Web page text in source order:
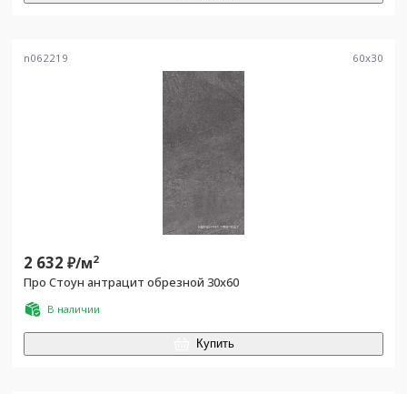
n062219 60x30
2 632 ₽/м2
Про Стоун антрацит обрезной 30х60
В наличии
Купить